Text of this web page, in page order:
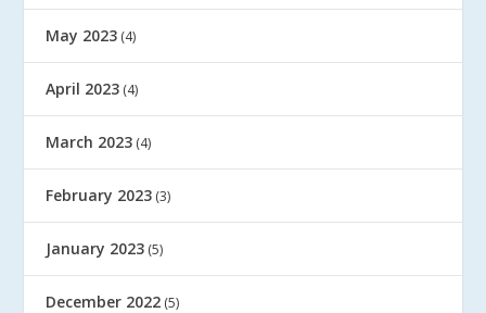
May 2023 (4)
April 2023 (4)
March 2023 (4)
February 2023 (3)
January 2023 (5)
December 2022 (5)